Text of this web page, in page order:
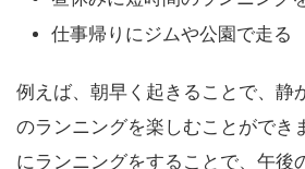
仕事帰りにジムや公園で走る
例えば、朝早く起きることで、静
のランニングを楽しむことができ
にランニングをすることで、午後